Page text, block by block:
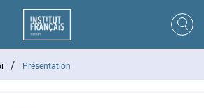
/ Présentation